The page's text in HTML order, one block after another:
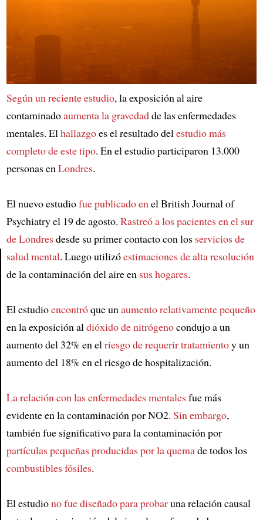
Según un reciente estudio, la exposición al aire
contaminadoaumenta la gravedadde las enfermedades
mentales. Elhallazgoes el resultado delestudio más
completo de este tipo. En el estudio participaron 13.000
personas enLondres.
El nuevo estudiofue publicado enel British Journal of
Psychiatry el 19 de agosto. Rastreó a los pacientes en el sur
de Londresdesde su primer contacto con los servicios de
salud mental. Luego utilizóestimaciones de alta resolución
de la contaminación del aire en sus hogares.
El estudioencontróque unaumento relativamente pequeño
en la exposición aldióxido de nitrógenocondujo a un
aumento del 32% en elriesgo de requerir tratamientoy un
aumento del 18% en el riesgo de hospitalización.
La relación con las enfermedades mentalesfue más
evidente en la contaminación por NO2. Sin embargo,
también fue significativo para la contaminación por
partículas pequeñas producidas por la quemade todos los
combustibles fósiles.
El estudiono fue diseñado para probaruna relación causal